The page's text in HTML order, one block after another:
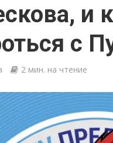
и
с
2 мин. на чтение